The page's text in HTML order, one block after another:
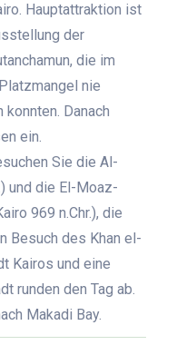
Hauptattraktion ist
der
die im
nie
konnten. Danach
ein.
Sie die Al-
und die El-Moaz-
969 n.Chr.), die
Besuch des Khan el-
Kairos und eine
runden den Tag ab.
Makadi Bay.